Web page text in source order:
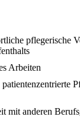
pflegerische
Arbeiten
mit anderen